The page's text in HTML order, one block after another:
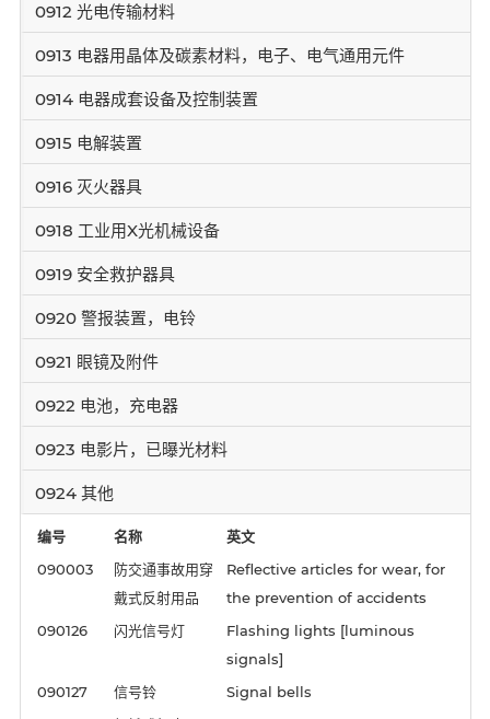
0912 光电传输材料
0913 电器用晶体及碳素材料，电子、电气通用元件
0914 电器成套设备及控制装置
0915 电解装置
0916 灭火器具
0918 工业用X光机械设备
0919 安全救护器具
0920 警报装置，电铃
0921 眼镜及附件
0922 电池，充电器
0923 电影片，已曝光材料
0924 其他
编号 名称
英文
090003
防交通事故用穿
戴式反射用品
Reflective articles for wear, for
the prevention of accidents
090126
闪光信号灯
Flashing lights [luminous
signals]
090127
信号铃
Signal bells